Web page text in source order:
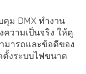
คุม DMX ทำงาน
วามเป็นจริง ให้ดู
มารถและข้อดีของ
ตั้งระบบไฟขนาด